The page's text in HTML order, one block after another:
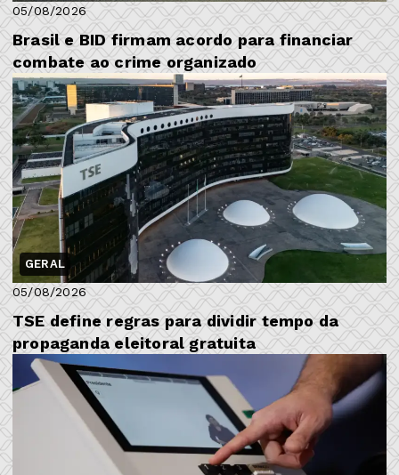
05/08/2026
Brasil e BID firmam acordo para financiar
combate ao crime organizado
GERAL
05/08/2026
TSE define regras para dividir tempo da
propaganda eleitoral gratuita